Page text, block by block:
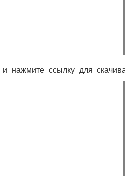
нажмите ссылку для